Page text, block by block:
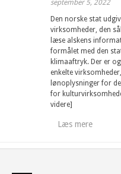
september 5, 2022
Den norske stat
virksomheder, den
læse alskens
formålet med den
klimaaftryk. Der er
enkelte
lønoplysninger for
for
videre]
Læs mere